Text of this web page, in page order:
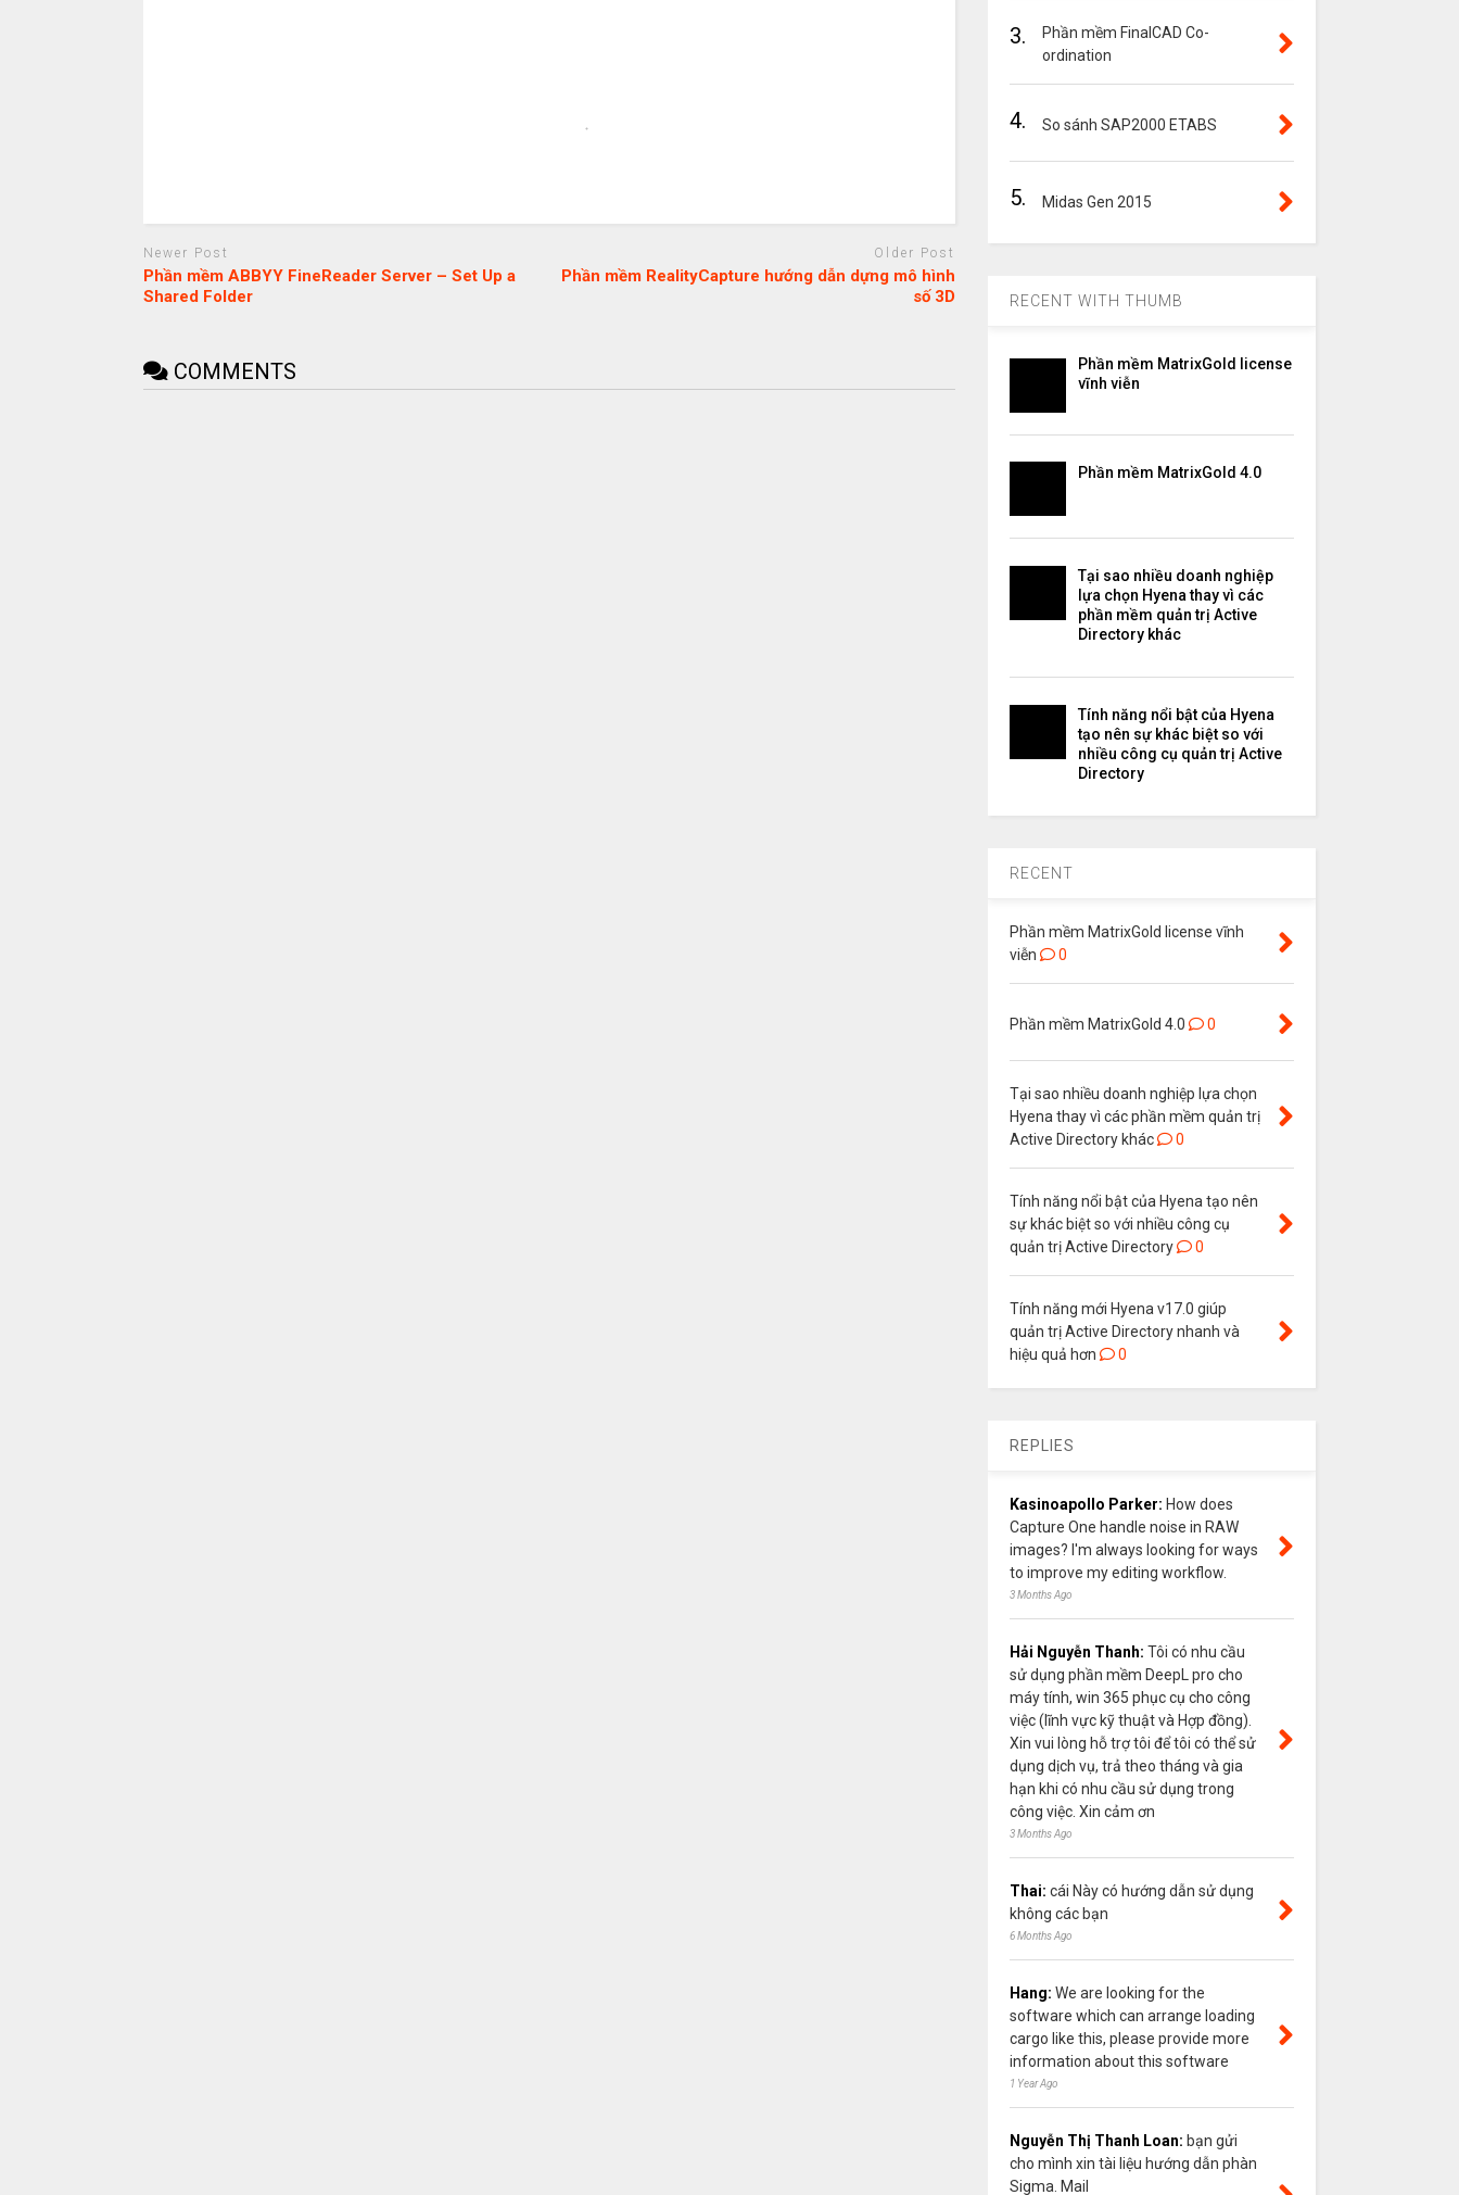
Newer Post
Phần mềm ABBYY FineReader Server – Set Up a
Shared Folder
Older Post
Phần mềm RealityCapture hướng dẫn dựng mô hình
số 3D
COMMENTS
3.
Phần mềm FinalCAD Co-
ordination
4. So sánh SAP2000 ETABS
5. Midas Gen 2015
RECENT WITH THUMB
Phần mềm MatrixGold license
vĩnh viễn
Phần mềm MatrixGold 4.0
Tại sao nhiều doanh nghiệp
lựa chọn Hyena thay vì các
phần mềm quản trị Active
Directory khác
Tính năng nổi bật của Hyena
tạo nên sự khác biệt so với
nhiều công cụ quản trị Active
Directory
RECENT
Phần mềm MatrixGold license vĩnh
viễn
0
Phần mềm MatrixGold 4.0 0
Tại sao nhiều doanh nghiệp lựa chọn
Hyena thay vì các phần mềm quản trị
Active Directory khác
0
Tính năng nổi bật của Hyena tạo nên
sự khác biệt so với nhiều công cụ
quản trị Active Directory
0
Tính năng mới Hyena v17.0 giúp
quản trị Active Directory nhanh và
hiệu quả hơn
0
REPLIES
Kasinoapollo Parker: How does
Capture One handle noise in RAW
images? I'm always looking for ways
to improve my editing workflow.
3 Months Ago
Hải Nguyễn Thanh: Tôi có nhu cầu
sử dụng phần mềm DeepL pro cho
máy tính, win 365 phục cụ cho công
việc (lĩnh vực kỹ thuật và Hợp đồng).
Xin vui lòng hỗ trợ tôi để tôi có thể sử
dụng dịch vụ, trả theo tháng và gia
hạn khi có nhu cầu sử dụng trong
công việc. Xin cảm ơn
3 Months Ago
Thai: cái Này có hướng dẫn sử dụng
không các bạn
6 Months Ago
Hang: We are looking for the
software which can arrange loading
cargo like this, please provide more
information about this software
1 Year Ago
Nguyễn Thị Thanh Loan: bạn gửi
cho mình xin tài liệu hướng dẫn phàn
Sigma. Mail